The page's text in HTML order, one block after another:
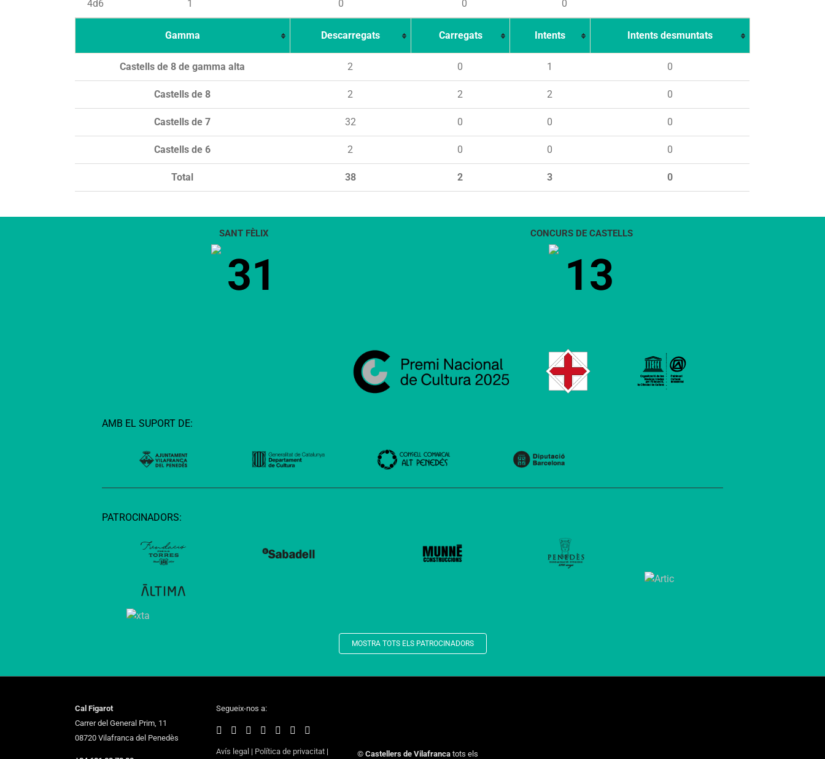
4d6 1 0 0 0
Gamma Descarregats Carregats Intents Intents desmuntats
Total 38 2 3 0
Castells de 8 de gamma alta 2 0 1 0
Castells de 8 2 2 2 0
Castells de 7 32 0 0 0
Castells de 6 2 0 0 0
SANT FÈLIX
31
CONCURS DE CASTELLS
13
AMB EL SUPORT DE:
PATROCINADORS:
MOSTRA TOTS ELS PATROCINADORS
Cal Figarot
Carrer del General Prim, 11
08720 Vilafranca del Penedès
Segueix-nos a:
Avís legal | Política de privacitat | © Castellers de Vilafranca tots els